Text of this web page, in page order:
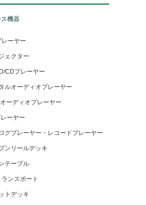
ス機器
ーヤー
ェクター
CDプレーヤー
ルオーディオプレーヤー
ーディオプレーヤー
ーヤー
グプレーヤー・レコードプレーヤー
ンリールデッキ
テーブル
ンスポート
トデッキ